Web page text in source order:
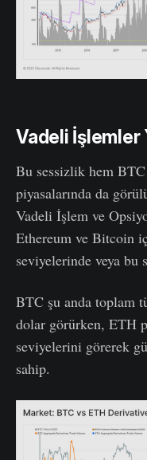
Vadeli İşlemler
Bu sessizlik hem
piyasalarında da
Vadeli İşlem ve
Ethereum ve Bitcoin
seviyelerinde veya bu
BTC şu anda toplam
dolar görürken, ETH
seviyelerini görerek
sahip.